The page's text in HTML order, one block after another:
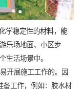
学稳定性的材料，能
乐场地面、小区步
生活场景中。
开展施工工作的。因
备工作，例如：胶水材